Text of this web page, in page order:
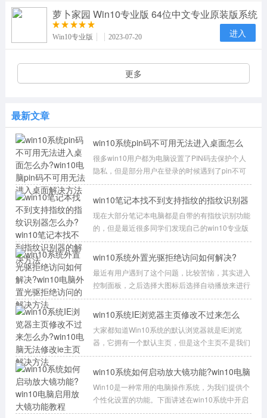
萝卜家园 Win10专业版 64位中文专业原装版系统
下载 v2
Win10专业版 2023-07-20 进入
更多
最新文章
win10系统pin码不可用无法进入桌面怎么
办?win10电脑pi
很多win10用户都为电脑设置了PIN码去保护个人
隐私，但是部分用户在登录的时候遇到了pin不可
用、进不去桌面的情况，怎么办呢？其实方法
win10笔记本找不到支持指纹的指纹识别器
怎么办?win10
现在大部分笔记本电脑都是自带的有指纹识别功能
的，但是最近很多同学们发现自己的win10专业版
系统电脑待机锁屏一段时间之后，想要重
win10系统外置光驱拒绝访问如何解决?
win10电脑外置光
最近有用户遇到了这个问题，比较苦恼，其实进入
控制面板，之后选择大图标后选择自动播放来进行
操作就可以了。为了方便大家快速解决，本篇
win10系统IE浏览器主页修改不过来怎么
办?win10电脑无
大家都知道Win10系统的默认浏览器就是IE浏览
器，它拥有一个默认主页，但是这个主页不是我们
想要的时候，我们就会通过修改把这个主页给
win10系统如何启动放大镜功能?win10电脑
启用放大镜功
Win10是一种常用的电脑操作系统，为我们提供个
个性化设置的功能。下面讲述在win10系统中开启
放大镜功能的操作步骤。